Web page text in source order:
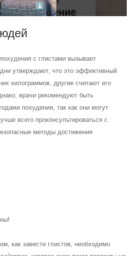
с глистами вызывает
утверждают, что это эффективный
килограммов, другие считают его
врачи рекомендуют быть
похудения, так как они могут
всего проконсультироваться с
методы достижения
как завести глистов, необходимо